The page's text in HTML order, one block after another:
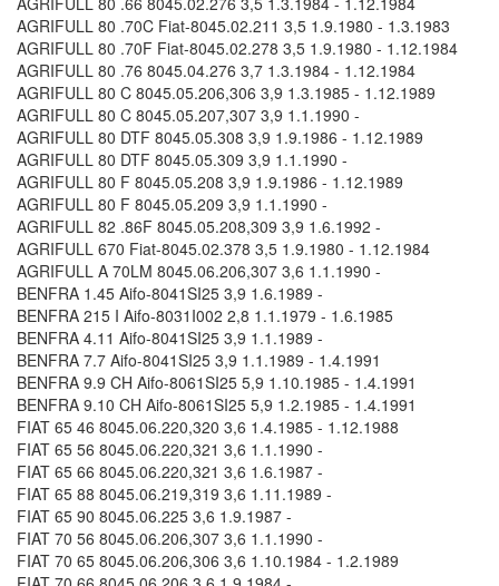
AGRIFULL 80 .70C Fiat-8045.02.211 3,5 1.9.1980 - 1.3.1983
AGRIFULL 80 .70F Fiat-8045.02.278 3,5 1.9.1980 - 1.12.1984
AGRIFULL 80 .76 8045.04.276 3,7 1.3.1984 - 1.12.1984
AGRIFULL 80 C 8045.05.206,306 3,9 1.3.1985 - 1.12.1989
AGRIFULL 80 C 8045.05.207,307 3,9 1.1.1990 -
AGRIFULL 80 DTF 8045.05.308 3,9 1.9.1986 - 1.12.1989
AGRIFULL 80 DTF 8045.05.309 3,9 1.1.1990 -
AGRIFULL 80 F 8045.05.208 3,9 1.9.1986 - 1.12.1989
AGRIFULL 80 F 8045.05.209 3,9 1.1.1990 -
AGRIFULL 82 .86F 8045.05.208,309 3,9 1.6.1992 -
AGRIFULL 670 Fiat-8045.02.378 3,5 1.9.1980 - 1.12.1984
AGRIFULL A 70LM 8045.06.206,307 3,6 1.1.1990 -
BENFRA 1.45 Aifo-8041SI25 3,9 1.6.1989 -
BENFRA 215 I Aifo-8031I002 2,8 1.1.1979 - 1.6.1985
BENFRA 4.11 Aifo-8041SI25 3,9 1.1.1989 -
BENFRA 7.7 Aifo-8041SI25 3,9 1.1.1989 - 1.4.1991
BENFRA 9.9 CH Aifo-8061SI25 5,9 1.10.1985 - 1.4.1991
BENFRA 9.10 CH Aifo-8061SI25 5,9 1.2.1985 - 1.4.1991
FIAT 65 46 8045.06.220,320 3,6 1.4.1985 - 1.12.1988
FIAT 65 56 8045.06.220,321 3,6 1.1.1990 -
FIAT 65 66 8045.06.220,321 3,6 1.6.1987 -
FIAT 65 88 8045.06.219,319 3,6 1.11.1989 -
FIAT 65 90 8045.06.225 3,6 1.9.1987 -
FIAT 70 56 8045.06.206,307 3,6 1.1.1990 -
FIAT 70 65 8045.06.206,306 3,6 1.10.1984 - 1.2.1989